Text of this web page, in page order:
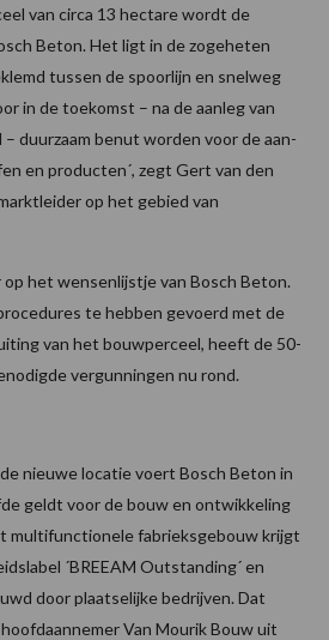
van circa 13 hectare wordt de
Beton. Het ligt in de zogeheten
tussen de spoorlijn en snelweg
in de toekomst – na de aanleg van
duurzaam benut worden voor de aan-
en producten´, zegt Gert van den
op het gebied van
het wensenlijstje van Bosch Beton.
te hebben gevoerd met de
van het bouwperceel, heeft de 50-
vergunningen nu rond.
nieuwe locatie voert Bosch Beton in
geldt voor de bouw en ontwikkeling
multifunctionele fabrieksgebouw krijgt
´BREEAM Outstanding´ en
door plaatselijke bedrijven. Dat
Van Mourik Bouw uit